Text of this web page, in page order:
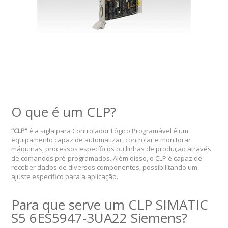
O que é um CLP?
“CLP” é a sigla para Controlador Lógico Programável é um
equipamento capaz de automatizar, controlar e monitorar
máquinas, processos específicos ou linhas de produção através
de comandos pré-programados. Além disso, o CLP é capaz de
receber dados de diversos componentes, possibilitando um
ajuste específico para a aplicação.
Para que serve um CLP SIMATIC
S5 6ES5947-3UA22 Siemens?